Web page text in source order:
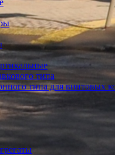
типа
типа для винтовых